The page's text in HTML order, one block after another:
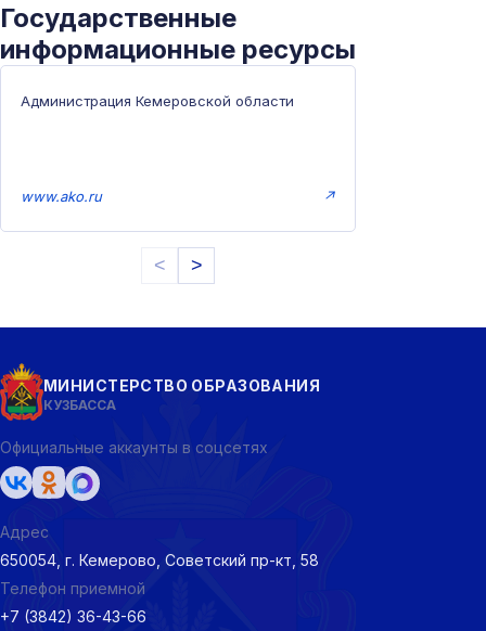
Государственные
информационные ресурсы
Администрация Кемеровской области
www.ako.ru ↗
< >
МИНИСТЕРСТВО ОБРАЗОВАНИЯ
КУЗБАССА
Официальные аккаунты в соцсетях
Телефон приемной
+7 (3842) 36-43-66
Адрес
650054, г. Кемерово, Советский пр-кт, 58